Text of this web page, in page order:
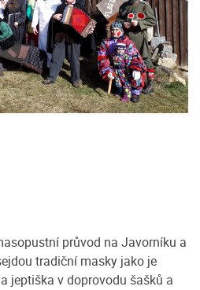
průvod na Javorníku a
tradiční masky jako je
jeptiška v doprovodu šašků a